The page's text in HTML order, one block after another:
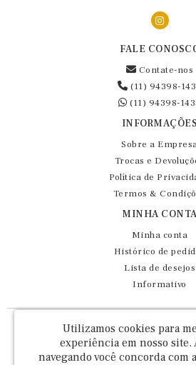
FALE
Contate-nos
(11) 94398-
(11) 94398-
INFORMAÇÕES
Sobre a
Trocas e
Política de
Termos &
MINHA CONTA
Minha conta
Histórico de
Lista de desejos
Informativo
Fernando Maluhy Cia Ltda - CNPJ:
Rua Dr Euclydes da Cunha, 47 - Brás - São
Utilizamos cookies para
experiência em nosso site.
navegando você concorda com